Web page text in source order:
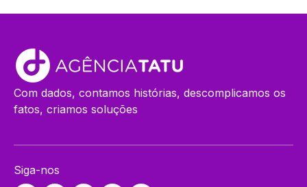
Com dados, contamos histórias, descomplicamos os
fatos, criamos soluções
Siga-nos